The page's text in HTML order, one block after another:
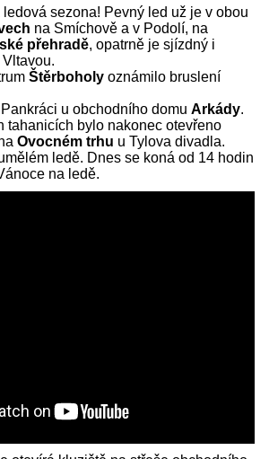
sezona! Pevný led už je v obou
na Smíchově a v Podolí, na
přehradě, opatrně je sjízdný i
Štěrboholy oznámilo bruslení
u obchodního domu Arkády.
tahanicích bylo nakonec otevřeno
Ovocném trhu u Tylova divadla.
ledě. Dnes se koná od 14 hodin
na ledě.